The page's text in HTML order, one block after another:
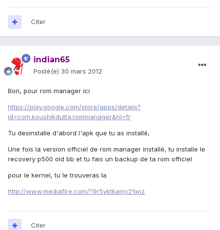
Citer
indian65
Posté(e) 30 mars 2012
Bon, pour rom manager ici
https://play.google.com/store/apps/details?
id=com.koushikdutta.rommanager&hl=fr
Tu desinstalle d'abord l'apk que tu as installé,
Une fois la version officiel de rom manager installé, tu installe le
recovery p500 old bb et tu fais un backup de ta rom officiel
pour le kernel, tu le trouveras la
http://www.mediafire.com/?9r5yktkamy21wiz
Citer